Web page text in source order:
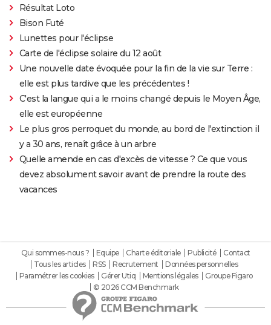
Résultat Loto
Bison Futé
Lunettes pour l'éclipse
Carte de l'éclipse solaire du 12 août
Une nouvelle date évoquée pour la fin de la vie sur Terre :
elle est plus tardive que les précédentes !
C'est la langue qui a le moins changé depuis le Moyen Âge,
elle est européenne
Le plus gros perroquet du monde, au bord de l'extinction il
y a 30 ans, renaît grâce à un arbre
Quelle amende en cas d'excès de vitesse ? Ce que vous
devez absolument savoir avant de prendre la route des
vacances
Qui sommes-nous ? Equipe Charte éditoriale Publicité
Contact
Tous les articles
RSS Recrutement
Données personnelles
Paramétrer les cookies
Gérer Utiq Mentions légales
Groupe Figaro
© 2026 CCM Benchmark